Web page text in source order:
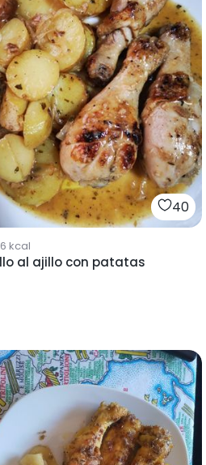
40
kcal
al ajillo con patatas